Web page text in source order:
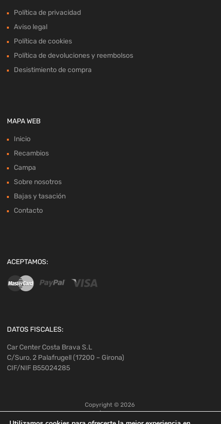
Política de privacidad
Aviso legal
Política de cookies
Política de devoluciones y reembolsos
Desistimiento de compra
MAPA WEB
Inicio
Recambios
Campa
Sobre nosotros
Bajas y tasación
Contacto
ACEPTAMOS:
DATOS FISCALES:
Car Center Costa Brava S.L
C/Suro, 2 Palafrugell (17200 – Girona)
CIF/NIF B55024285
Copyright © 2026